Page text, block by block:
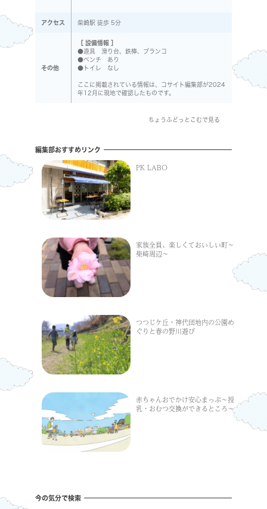
アクセス 柴崎駅 徒歩 5分
その他
［ 設備情報 ］
●遊具 滑り台、鉄棒、ブランコ
●ベンチ あり
●トイレ なし
ここに掲載されている情報は、コサイト編集部が2024
年12月に現地で確認したものです。
ちょうふどっとこむで見る
編集部おすすめリンク
PK LABO
家族全員、楽しくておいしい町～
柴崎周辺～
つつじケ丘・神代団地内の公園め
ぐりと春の野川遊び
赤ちゃんおでかけ安心まっぷ〜授
乳・おむつ交換ができるところ〜
今の気分で検索